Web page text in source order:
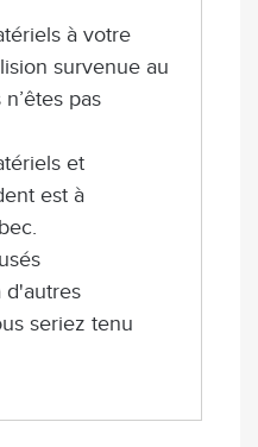
à votre
survenue au
pas
et
est à
d'autres
seriez tenu